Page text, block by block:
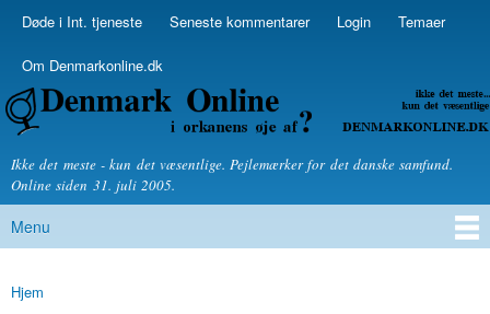
Skip to
Secondary menu
Døde i Int. tjeneste Seneste kommentarer Login Temaer
Om Denmarkonline.dk
Denmarkonline.dk - blognyheder om politik
Ikke det meste - kun det væsentlige. Pejlemærker for det danske samfund.
Online siden 31. juli 2005.
Main menu
Menu
You are here
Hjem